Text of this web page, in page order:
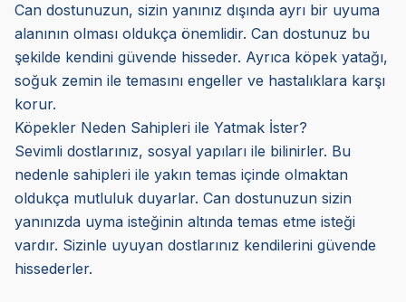
Can dostunuzun, sizin yanınız dışında ayrı bir uyuma
alanının olması oldukça önemlidir. Can dostunuz bu
şekilde kendini güvende hisseder. Ayrıca köpek yatağı,
soğuk zemin ile temasını engeller ve hastalıklara karşı
korur.
Köpekler Neden Sahipleri ile Yatmak İster?
Sevimli dostlarınız, sosyal yapıları ile bilinirler. Bu
nedenle sahipleri ile yakın temas içinde olmaktan
oldukça mutluluk duyarlar. Can dostunuzun sizin
yanınızda uyma isteğinin altında temas etme isteği
vardır. Sizinle uyuyan dostlarınız kendilerini güvende
hissederler.